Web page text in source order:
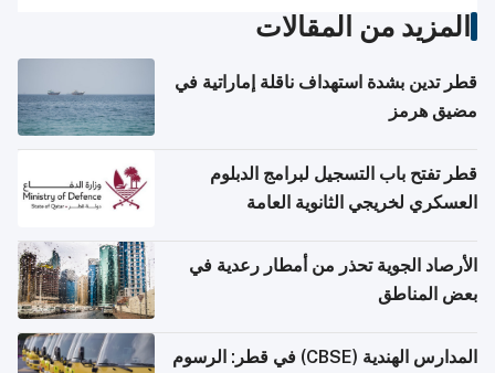
المزيد من المقالات
قطر تدين بشدة استهداف ناقلة إماراتية في
مضيق هرمز
قطر تفتح باب التسجيل لبرامج الدبلوم
العسكري لخريجي الثانوية العامة
الأرصاد الجوية تحذر من أمطار رعدية في
بعض المناطق
المدارس الهندية (CBSE) في قطر: الرسوم